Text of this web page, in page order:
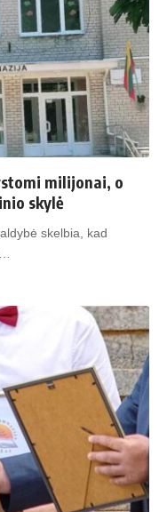
milijonai, o
skylė
skelbia, kad